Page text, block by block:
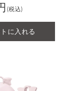
(税込)
に入れる